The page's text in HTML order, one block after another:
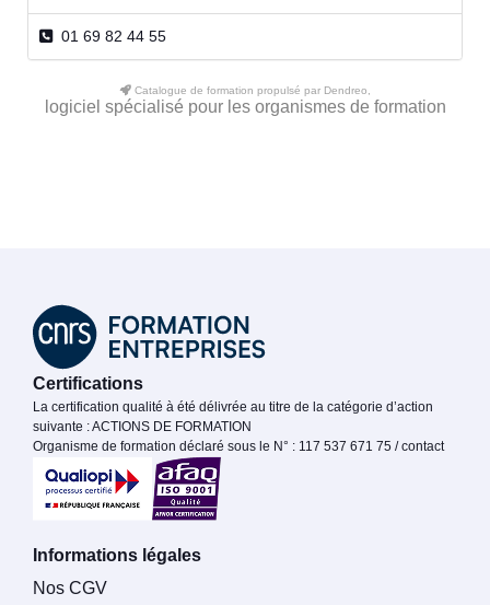
01 69 82 44 55
Catalogue de formation propulsé par Dendreo,
logiciel spécialisé pour les organismes de formation
Certifications
La certification qualité à été délivrée au titre de la catégorie d’action
suivante : ACTIONS DE FORMATION
Organisme de formation déclaré sous le N° : 117 537 671 75 / contact
Informations légales
Nos CGV